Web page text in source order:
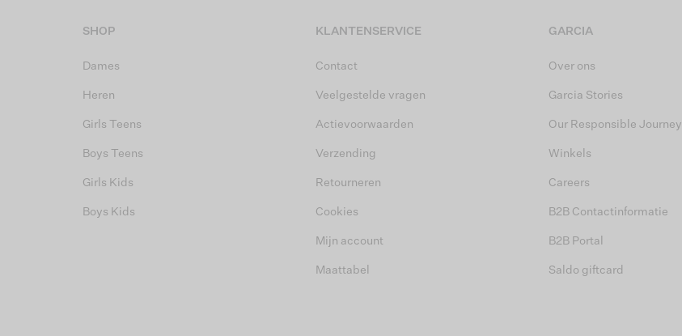
SHOP
Dames
Heren
Girls Teens
Boys Teens
Girls Kids
Boys Kids
KLANTENSERVICE
Contact
Veelgestelde vragen
Actievoorwaarden
Verzending
Retourneren
Cookies
Mijn account
Maattabel
GARCIA
Over ons
Garcia Stories
Our Responsible Journey
Winkels
Careers
B2B Contactinformatie
B2B Portal
Saldo giftcard